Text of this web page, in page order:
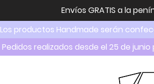
Envíos GRATIS a la
Los productos Handmade serán
Pedidos realizados desde el 25 de